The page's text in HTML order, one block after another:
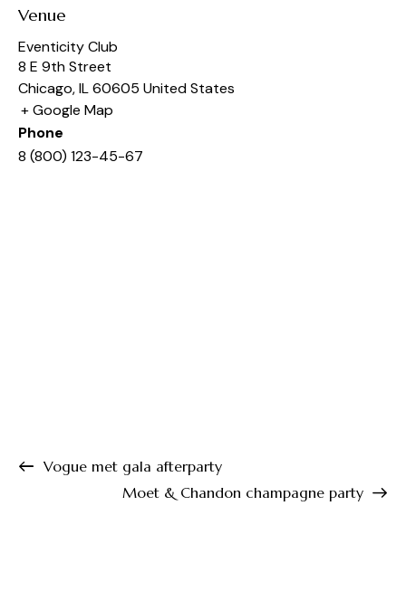
Venue
Eventicity Club
8 E 9th Street
Chicago,IL60605 United States
+ Google Map
Phone
8 (800) 123-45-67
Vogue met gala afterparty
Moet & Chandon champagne party